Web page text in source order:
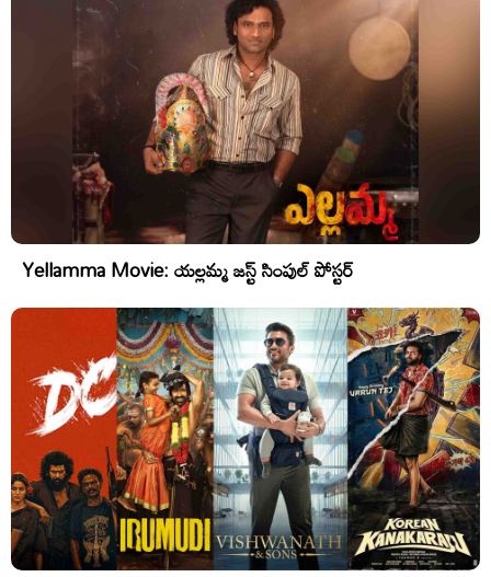
Yellamma Movie: యల్లమ్మ జస్ట్ సింపుల్ పోస్టర్